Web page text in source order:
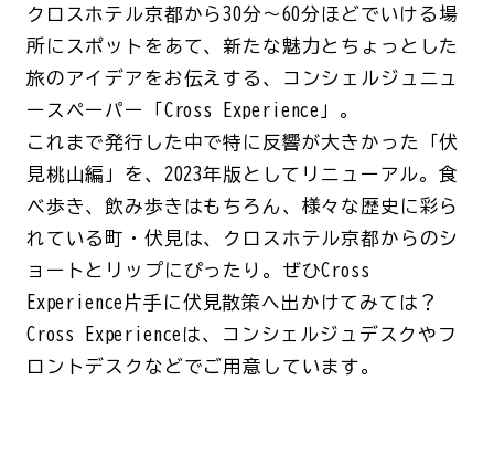
クロスホテル京都から30分～60分ほどでいける場
所にスポットをあて、新たな魅力とちょっとした
旅のアイデアをお伝えする、コンシェルジュニュ
ースペーパー「Cross Experience」。
これまで発行した中で特に反響が大きかった「伏
見桃山編」を、2023年版としてリニューアル。食
べ歩き、飲み歩きはもちろん、様々な歴史に彩ら
れている町・伏見は、クロスホテル京都からのシ
ョートとリップにぴったり。ぜひCross
Experience片手に伏見散策へ出かけてみては？
Cross Experienceは、コンシェルジュデスクやフ
ロントデスクなどでご用意しています。